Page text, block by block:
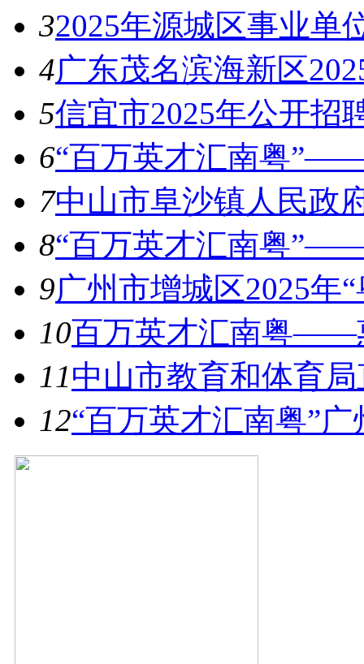
32025年源城区事业单
4广东茂名滨海新区
5信宜市2025年公开招
6“百万英才汇南粤
7中山市阜沙镇人民政
8“百万英才汇南粤
9广州市增城区2025年
10百万英才汇南粤——
11中山市教育和体育
12“百万英才汇南粤”